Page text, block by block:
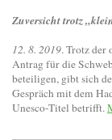
Zuversicht trotz
12. 8. 2019. Trotz der
Antrag für die
beteiligen, gibt sich
Gespräch mit dem
Unesco-Titel betrifft.